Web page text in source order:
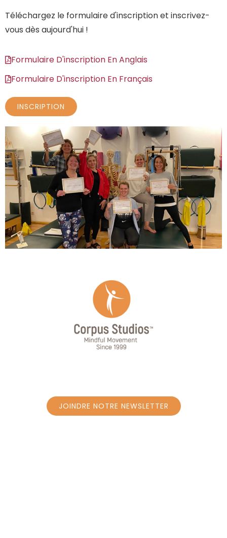
Téléchargez le formulaire d'inscription et inscrivez-
vous dès aujourd'hui !
Formulaire D'inscription En Anglais
Formulaire D'inscription En Français
INSCRIPTION
JOINDRE NOTRE NEWSLETTER